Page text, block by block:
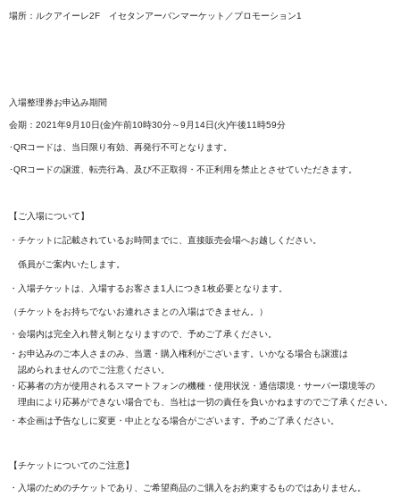
場所：ルクアイーレ2F イセタンアーバンマーケット／プロモーション1
入場整理券お申込み期間
会期：2021年9月10日(金)午前10時30分～9月14日(火)午後11時59分
･QRコードは、当日限り有効、再発行不可となります。
･QRコードの譲渡、転売行為、及び不正取得・不正利用を禁止とさせていただきます。
【ご入場について】
・チケットに記載されているお時間までに、直接販売会場へお越しください。
係員がご案内いたします。
・入場チケットは、入場するお客さま1人につき1枚必要となります。
（チケットをお持ちでないお連れさまとの入場はできません。）
・会場内は完全入れ替え制となりますので、予めご了承ください。
・お申込みのご本人さまのみ、当選・購入権利がございます。いかなる場合も譲渡は
認められませんのでご注意ください。
・応募者の方が使用されるスマートフォンの機種・使用状況・通信環境・サーバー環境等の
理由により応募ができない場合でも、当社は一切の責任を負いかねますのでご了承ください。
・本企画は予告なしに変更・中止となる場合がございます。予めご了承ください。
【チケットについてのご注意】
・入場のためのチケットであり、ご希望商品のご購入をお約束するものではありません。